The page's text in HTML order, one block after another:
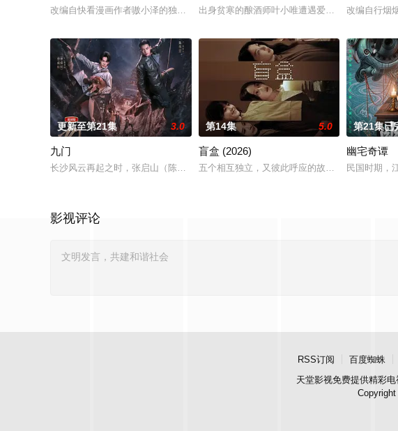
改编自快看漫画作者嗷小泽的独家连载漫画《吾凰在上》。 现代少女奚圆（姜贞羽 饰
出身贫寒的酿酒师叶小唯遭遇爱人程桉、恩师林
改编自行烟
更新至第21集 3.0
九门
长沙风云再起之时，张启山（陈伟霆 饰）与吴老狗（曾舜晞 饰）强强联手，携手霍仙
第14集 5.0
盲盒 (2026)
五个相互独立，又彼此呼应的故事——用一场精心
第21集已
幽宅奇谭
民国时期，
影视评论
RSS订阅 百度蜘蛛
天堂影视免费提供精彩